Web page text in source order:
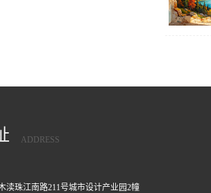
ADDRESS
渎珠江南路211号城市设计产业园2幢